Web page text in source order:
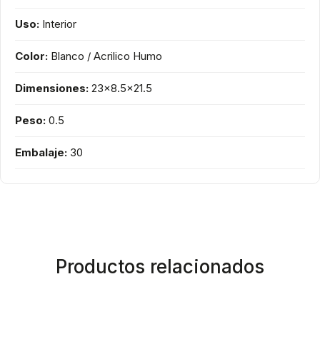
Uso: Interior
Color: Blanco / Acrilico Humo
Dimensiones: 23x8.5x21.5
Peso: 0.5
Embalaje: 30
Productos relacionados